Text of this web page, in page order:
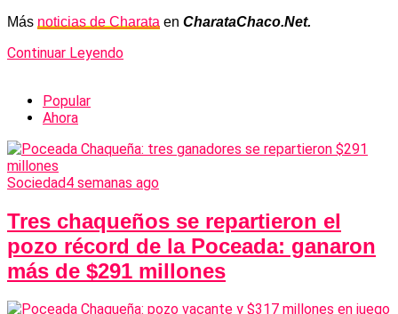
Más noticias de Charata en CharataChaco.Net.
Continuar Leyendo
Popular
Ahora
Sociedad4 semanas ago
Tres chaqueños se repartieron el
pozo récord de la Poceada: ganaron
más de $291 millones